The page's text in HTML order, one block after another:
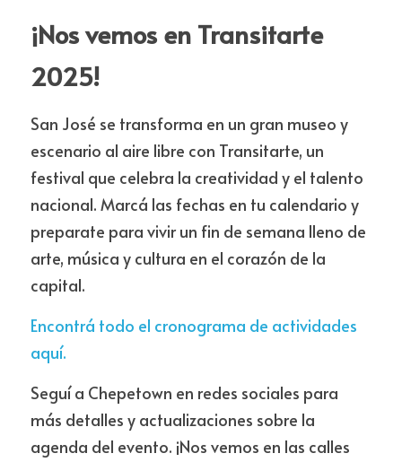
¡Nos vemos en Transitarte
2025!
San José se transforma en un gran museo y
escenario al aire libre con Transitarte, un
festival que celebra la creatividad y el talento
nacional. Marcá las fechas en tu calendario y
preparate para vivir un fin de semana lleno de
arte, música y cultura en el corazón de la
capital.
Encontrá todo el cronograma de actividades
aquí.
Seguí a Chepetown en redes sociales para
más detalles y actualizaciones sobre la
agenda del evento. ¡Nos vemos en las calles